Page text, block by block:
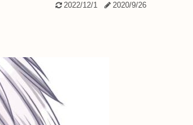
2022/12/1 2020/9/26